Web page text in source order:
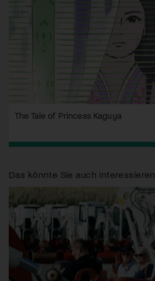
The Tale of Princess Kaguya
Das könnte Sie auch interessieren